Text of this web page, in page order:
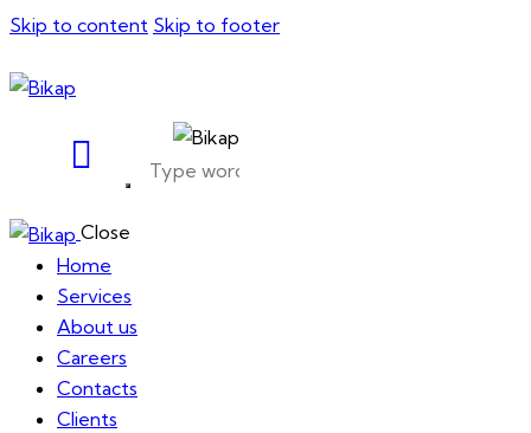
Skip to content Skip to footer
Close
Home
Services
About us
Careers
Contacts
Clients